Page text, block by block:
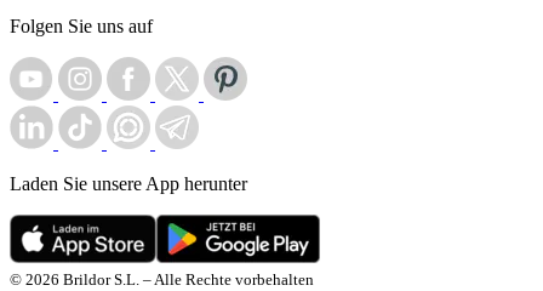
Folgen Sie uns auf
Laden Sie unsere App herunter
© 2026 Brildor S.L. – Alle Rechte vorbehalten